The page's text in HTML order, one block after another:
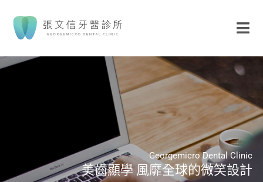
Georgemicro Dental Clinic
美齒顯學 風靡全球的微笑設計​